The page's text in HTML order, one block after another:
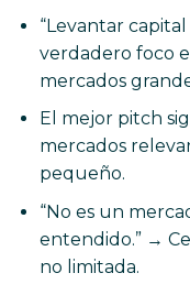
“Levantar
verdadero foco
mercados
El mejor pitch
mercados
pequeño.
“No es un
entendido.” →
no limitada.